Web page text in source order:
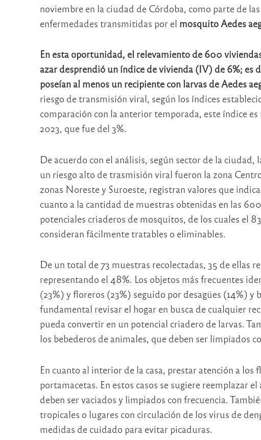
noviembre en la ciudad de Córdoba, como parte de
enfermedades transmitidas por el mosquito Aedes
En esta oportunidad, el relevamiento de 600
azar desprendió un índice de vivienda (IV) de 6%; es
poseían al menos un recipiente con larvas de Aedes
riesgo de transmisión viral, según los índices
comparación con la anterior temporada, este índice
2023, que fue del 3%.
De acuerdo con el análisis, según sector de la
un riesgo alto de trasmisión viral fueron la zona
zonas Noreste y Suroeste, registran valores que
cuanto a la cantidad de muestras obtenidas en las
potenciales criaderos de mosquitos, de los cuales el
consideran fácilmente tratables o eliminables.
De un total de 73 muestras recolectadas, 35 de ellas
representando el 48%. Los objetos más frecuentes
(23%) y floreros (23%) seguido por desagües (14%) y
fundamental revisar el hogar en busca de cualquier
pueda convertir en un potencial criadero de larvas.
los bebederos de animales, que deben ser limpiados
En cuanto al interior de la casa, prestar atención a los
portamacetas. En estos casos se sugiere reemplazar
deben ser vaciados y limpiados con frecuencia.
tropicales o lugares con circulación de los virus de
medidas de cuidado para evitar picaduras.